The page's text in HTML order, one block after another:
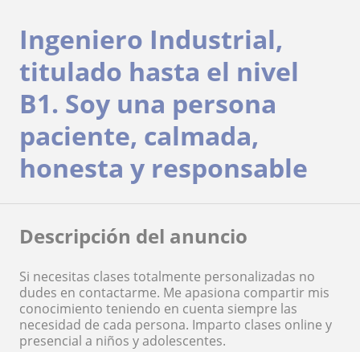
Ingeniero Industrial,
titulado hasta el nivel
B1. Soy una persona
paciente, calmada,
honesta y responsable
Descripción del anuncio
Si necesitas clases totalmente personalizadas no
dudes en contactarme. Me apasiona compartir mis
conocimiento teniendo en cuenta siempre las
necesidad de cada persona. Imparto clases online y
presencial a niños y adolescentes.